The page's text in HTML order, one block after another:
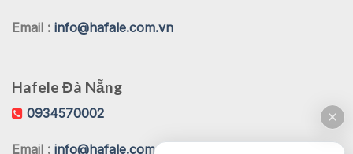
Email : info@hafale.com.vn
Hafele Đà Nẵng
0934570002
Email : info@hafale.com.vn